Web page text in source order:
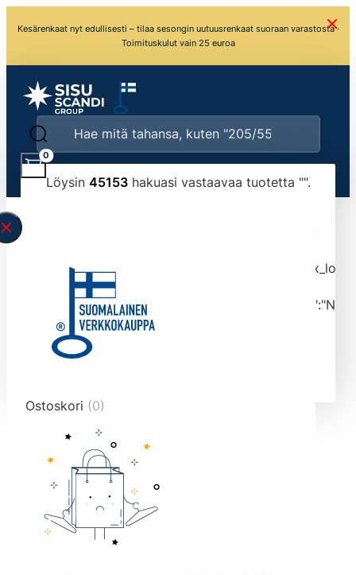
Kesärenkaat nyt edullisesti – tilaa sesongin uutuusrenkaat suoraan varastosta ·
Toimituskulut vain 25 euroa
Löysin 45153hakuasi vastaavaa tuotetta "".
typed the search query correctly.<br>Currently
tmlmvi","meta_query":
data-original-query-vars="[]" data-page="1"
data-max-pages="4516" data-start="1" data-
end="10">
0
Ostoskori (0)